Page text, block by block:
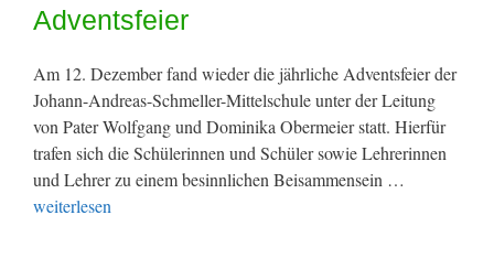
Adventsfeier
Am 12. Dezember fand wieder die jährliche Adventsfeier der
Johann-Andreas-Schmeller-Mittelschule unter der Leitung
von Pater Wolfgang und Dominika Obermeier statt. Hierfür
trafen sich die Schülerinnen und Schüler sowie Lehrerinnen
und Lehrer zu einem besinnlichen Beisammensein …
weiterlesen